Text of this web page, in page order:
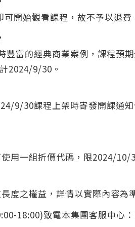
開始觀看課程，故不予以退費
豐富的經典商業案例，課程預
2024/9/30。
9/30課程上架時寄發開課通
用一組折價代碼， 限2024/10/
度之權益，詳情以實際內容為
18:00)致電本集團客服中心